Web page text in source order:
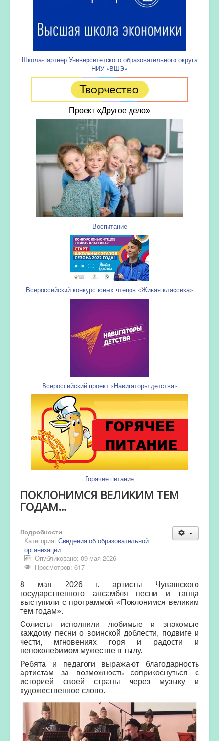
Школа-партнер Университетского образовательного округа
НИУ «ВШЭ»
Проект «Другое дело»
Воспитание
Всероссийский конкурс юных чтецов «Живая классика»
Всероссийский проект «Навигаторы детства»
Горячее питание
ПОКЛОНИМСЯ ВЕЛИКИМ ТЕМ
ГОДАМ…
Подробности
Категория: Сведения об образовательной
организации
Опубликовано: 09 мая 2026
Просмотров: 617
8 мая 2026 г. артисты Чувашского
государственного ансамбля песни и танца
выступили с программой «Поклонимся великим
тем годам».
Солисты исполнили любимые и знакомые
каждому песни о воинской доблести, подвиге и
чести, мгновениях горя и радости и
непоколебимом мужестве в тылу.
Ребята и педагоги выражают благодарность
артистам за возможность соприкоснуться с
историей своей страны через музыку и
художественное слово.